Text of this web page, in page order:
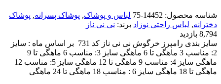
شناسه محصول: 14452-75 لباس و پوشاک, پوشاک پسرانه, پوشاک
دخترانه, لباس راحتی نوزاد برند: نی نی ناز
8,794 بازدید
سایز بندی رامپرز خرگوش نی نی ناز کد 731 بر اساس ماه : سایز
2: مناسب 3 ماهگی تا 6 ماهگی سایز 3: مناسب 6 ماهگی تا 9
ماهگی سایز 4: مناسب 9 ماهگی تا 12 ماهگی سایز 5: مناسب 12
ماهگی تا 18 ماهگی سایز 6 : مناسب 18 ماهگی تا 24 ماهگی